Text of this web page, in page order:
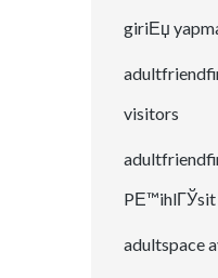
giriЕџ
visitors
PЕ™ihlГЎsit
adultspace